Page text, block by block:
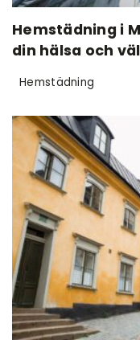
Hemstädning i
din hälsa och
Hemstädning